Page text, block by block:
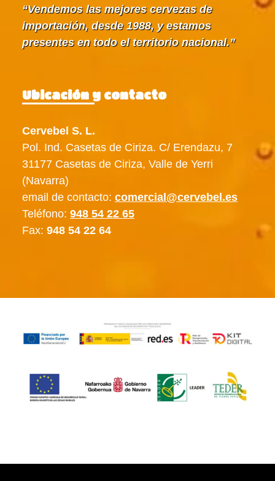
Vendemos las mejores cervezas de
importación, desde 1988, y estamos
presentes en todo el territorio nacional.
Ubicación y contacto
Cervebel S. L.
Pol. Ind. Casetas de Ciriza. C/ Erendazu, 7
31177 Casetas de Ciriza, Valle de Yerri
(Navarra)
email de contacto: comercial@cervebel.es
Teléfono: 948 54 22 65
Fax: 948 54 22 64